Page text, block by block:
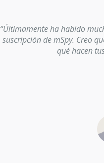
“Últimamente ha habido
suscripción de mSpy. Creo
qué hacen